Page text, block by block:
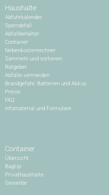
Haushalte
Abfuhrkalender
Sperrabfall
Abfallbehälter
Container
Nebenkostenrechner
Sammeln und sortieren
Ratgeber
Abfälle vermeiden
Brandgefahr: Batterien und Akkus
Preise
FAQ
Infomaterial und Formulare
Container
Übersicht
BagUp
Privathaushalte
Gewerbe